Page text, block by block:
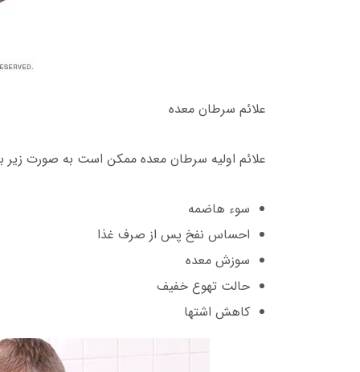
علائم سرطان معده
علائم اولیه سرطان معده ممکن است به صورت زیر
سوء هاضمه
احساس نفخ پس از صرف غذا
سوزش معده
حالت تهوع خفیف
کاهش اشتها